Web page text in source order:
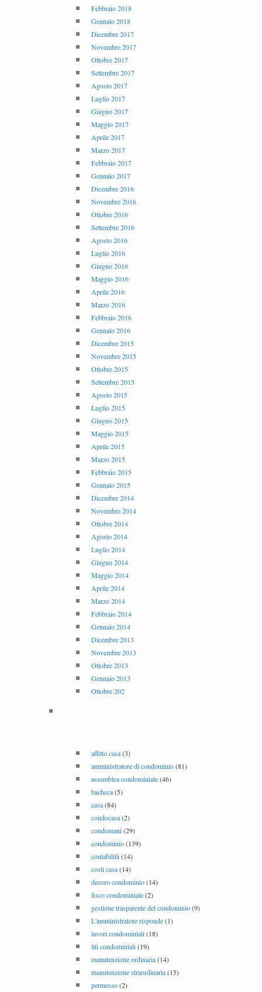
Febbraio 2018
Gennaio 2018
Dicembre 2017
Novembre 2017
Ottobre 2017
Settembre 2017
Agosto 2017
Luglio 2017
Giugno 2017
Maggio 2017
Aprile 2017
Marzo 2017
Febbraio 2017
Gennaio 2017
Dicembre 2016
Novembre 2016
Ottobre 2016
Settembre 2016
Agosto 2016
Luglio 2016
Giugno 2016
Maggio 2016
Aprile 2016
Marzo 2016
Febbraio 2016
Gennaio 2016
Dicembre 2015
Novembre 2015
Ottobre 2015
Settembre 2015
Agosto 2015
Luglio 2015
Giugno 2015
Maggio 2015
Aprile 2015
Marzo 2015
Febbraio 2015
Gennaio 2015
Dicembre 2014
Novembre 2014
Ottobre 2014
Agosto 2014
Luglio 2014
Giugno 2014
Maggio 2014
Aprile 2014
Marzo 2014
Febbraio 2014
Gennaio 2014
Dicembre 2013
Novembre 2013
Ottobre 2013
Gennaio 2013
Ottobre 202
affitto casa(3)
amministratore di condominio(81)
assemblea condominiale(46)
bacheca(5)
casa(84)
condocasa(2)
condomani(29)
condominio(139)
contabilità(14)
costi casa(14)
decoro condominio(14)
fisco condominiale(2)
gestione trasparente del condominio(9)
L'amministratore risponde(1)
lavori condominiali(18)
liti condominiali(19)
manutenzione ordinaria(14)
manutenzione straordinaria(15)
permesso(2)